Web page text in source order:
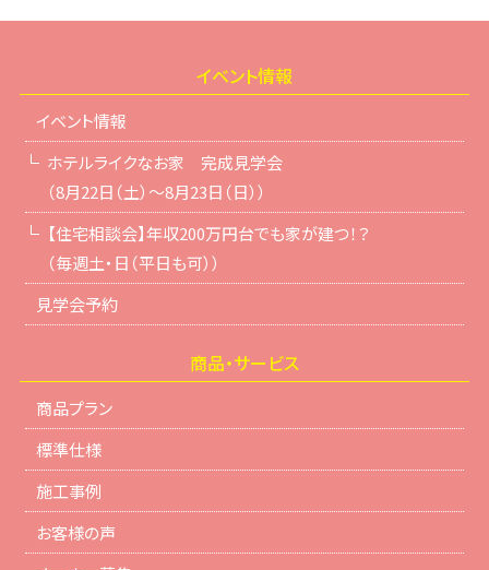
イベント情報
イベント情報
ホテルライクなお家 完成見学会
（8月22日（土）～8月23日（日））
【住宅相談会】年収200万円台でも家が建つ！？
（毎週土・日（平日も可））
見学会予約
商品・サービス
商品プラン
標準仕様
施工事例
お客様の声